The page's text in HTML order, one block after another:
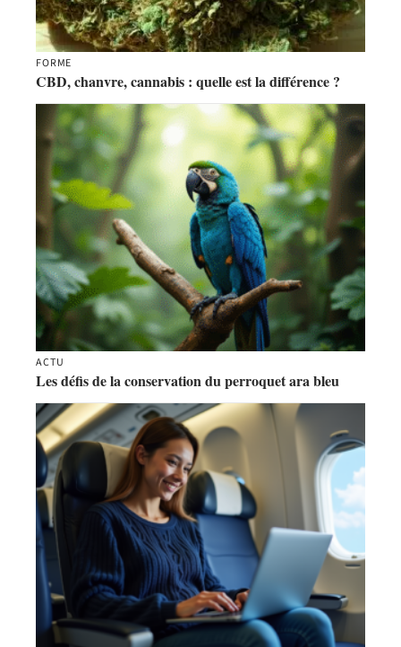
FORME
CBD, chanvre, cannabis : quelle est la différence ?
ACTU
Les défis de la conservation du perroquet ara bleu